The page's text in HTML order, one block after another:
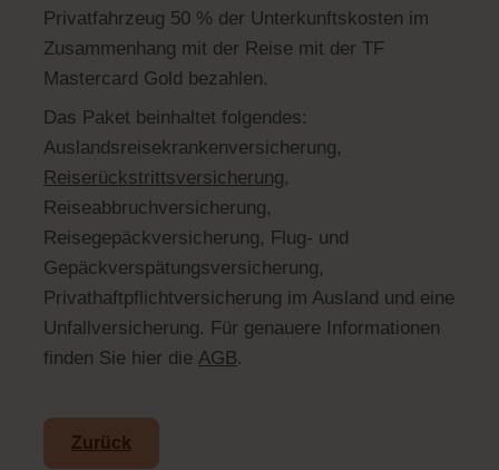
Privatfahrzeug 50 % der Unterkunftskosten im
Zusammenhang mit der Reise mit der TF
Mastercard Gold bezahlen.
Das Paket beinhaltet folgendes:
Auslandsreisekrankenversicherung,
Reiserückstrittsversicherung,
Reiseabbruchversicherung,
Reisegepäckversicherung, Flug- und
Gepäckverspätungsversicherung,
Privathaftpflichtversicherung im Ausland und eine
Unfallversicherung. Für genauere Informationen
finden Sie hier die AGB.
Zurück